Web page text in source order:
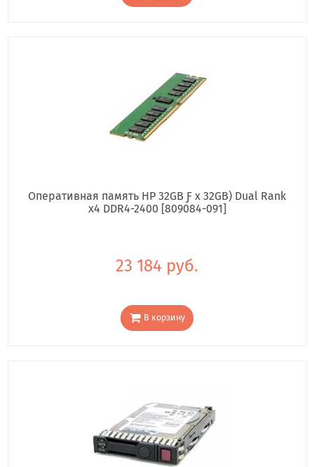
Оперативная память HP 32GB Ƒ x 32GB) Dual Rank
x4 DDR4-2400 [809084-091]
23 184 руб.
В корзину